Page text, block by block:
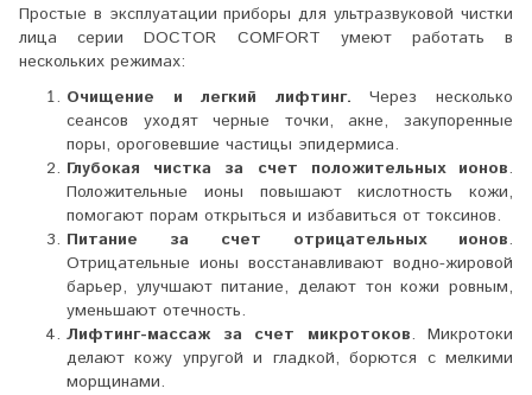
Простые в эксплуатации приборы для ультразвуковой чистки
лица серии DOCTOR COMFORT умеют работать в
нескольких режимах:
Очищение и легкий лифтинг. Через несколько
сеансов уходят черные точки, акне, закупоренные
поры, ороговевшие частицы эпидермиса.
Глубокая чистка за счет положительных ионов.
Положительные ионы повышают кислотность кожи,
помогают порам открыться и избавиться от токсинов.
Питание за счет отрицательных ионов.
Отрицательные ионы восстанавливают водно-жировой
барьер, улучшают питание, делают тон кожи ровным,
уменьшают отечность.
Лифтинг-массаж за счет микротоков. Микротоки
делают кожу упругой и гладкой, борются с мелкими
морщинами.